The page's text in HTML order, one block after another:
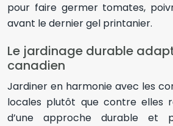
pour faire germer tomates,
avant le dernier gel printanier.
Le jardinage durable
canadien
Jardiner en harmonie avec les
locales plutôt que contre elles
d’une approche durable et